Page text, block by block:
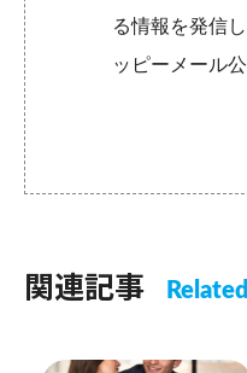
る情報を発
ッピーメール
関連記事